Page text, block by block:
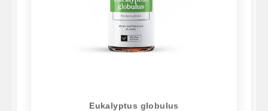
Eukalyptus globulus